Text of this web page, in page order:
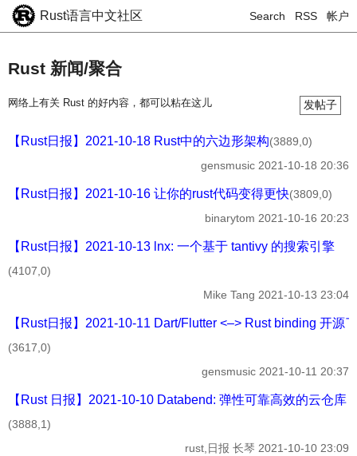
Rust语言中文社区 Search RSS 帐户
Rust 新闻/聚合
发帖子
网络上有关 Rust 的好内容，都可以粘在这儿
【Rust日报】2021-10-18 Rust中的六边形架构(3889,0)
gensmusic 2021-10-18 20:36
【Rust日报】2021-10-16 让你的rust代码变得更快(3809,0)
binarytom 2021-10-16 20:23
【Rust日报】2021-10-13 lnx: 一个基于 tantivy 的搜索引擎
(4107,0)
Mike Tang 2021-10-13 23:04
【Rust日报】2021-10-11 Dart/Flutter <–> Rust binding 开源了
(3617,0)
gensmusic 2021-10-11 20:37
【Rust 日报】2021-10-10 Databend: 弹性可靠高效的云仓库
(3888,1)
rust,日报 长琴 2021-10-10 23:09